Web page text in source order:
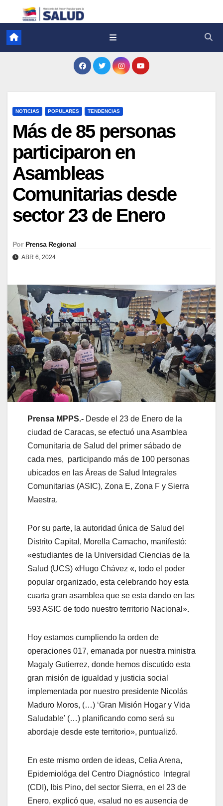
NOTICIAS POPULARES TENDENCIAS
Más de 85 personas
participaron en
Asambleas
Comunitarias desde
sector 23 de Enero
Por Prensa Regional
ABR 6, 2024
Prensa MPPS.- Desde el 23 de Enero de la
ciudad de Caracas, se efectuó una Asamblea
Comunitaria de Salud del primer sábado de
cada mes, participando más de 100 personas
ubicados en las Áreas de Salud Integrales
Comunitarias (ASIC), Zona E, Zona F y Sierra
Maestra.
Por su parte, la autoridad única de Salud del
Distrito Capital, Morella Camacho, manifestó:
«estudiantes de la Universidad Ciencias de la
Salud (UCS) «Hugo Chávez «, todo el poder
popular organizado, esta celebrando hoy esta
cuarta gran asamblea que se esta dando en las
593 ASIC de todo nuestro territorio Nacional».
Hoy estamos cumpliendo la orden de
operaciones 017, emanada por nuestra ministra
Magaly Gutierrez, donde hemos discutido esta
gran misión de igualdad y justicia social
implementada por nuestro presidente Nicolás
Maduro Moros, (…) ‘Gran Misión Hogar y Vida
Saludable’ (…) planificando como será su
abordaje desde este territorio», puntualizó.
En este mismo orden de ideas, Celia Arena,
Epidemiológa del Centro Diagnóstico Integral
(CDI), Ibis Pino, del sector Sierra, en el 23 de
Enero, explicó que, «salud no es ausencia de